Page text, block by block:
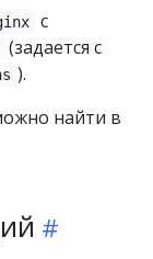
с
(задается с
).
найти в